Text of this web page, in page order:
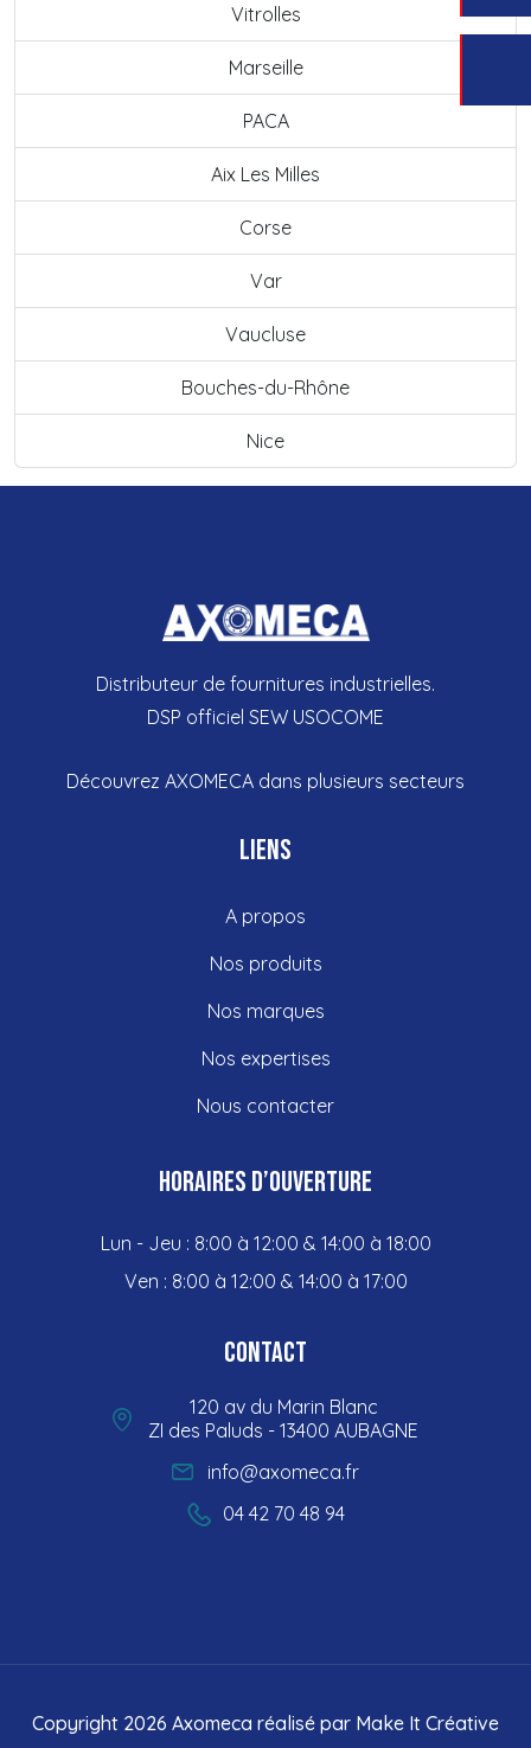
Vitrolles
Marseille
PACA
Aix Les Milles
Corse
Var
Vaucluse
Bouches-du-Rhône
Nice
Distributeur de fournitures industrielles.
DSP officiel SEW USOCOME
Découvrez AXOMECA dans plusieurs secteurs
Liens
A propos
Nos produits
Nos marques
Nos expertises
Nous contacter
Horaires d’ouverture
Lun - Jeu : 8:00 à 12:00 & 14:00 à 18:00
Ven : 8:00 à 12:00 & 14:00 à 17:00
Contact
120 av du Marin Blanc
ZI des Paluds - 13400 AUBAGNE
info@axomeca.fr
04 42 70 48 94
Copyright 2026 Axomeca réalisé par Make It Créative